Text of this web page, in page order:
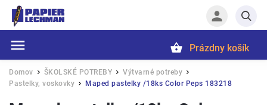
Hľadať
Prázdny košík
Domov / ŠKOLSKÉ POTREBY / Výtvarné potreby /
Pastelky, voskovky / Maped pastelky /18ks Color Peps 183218